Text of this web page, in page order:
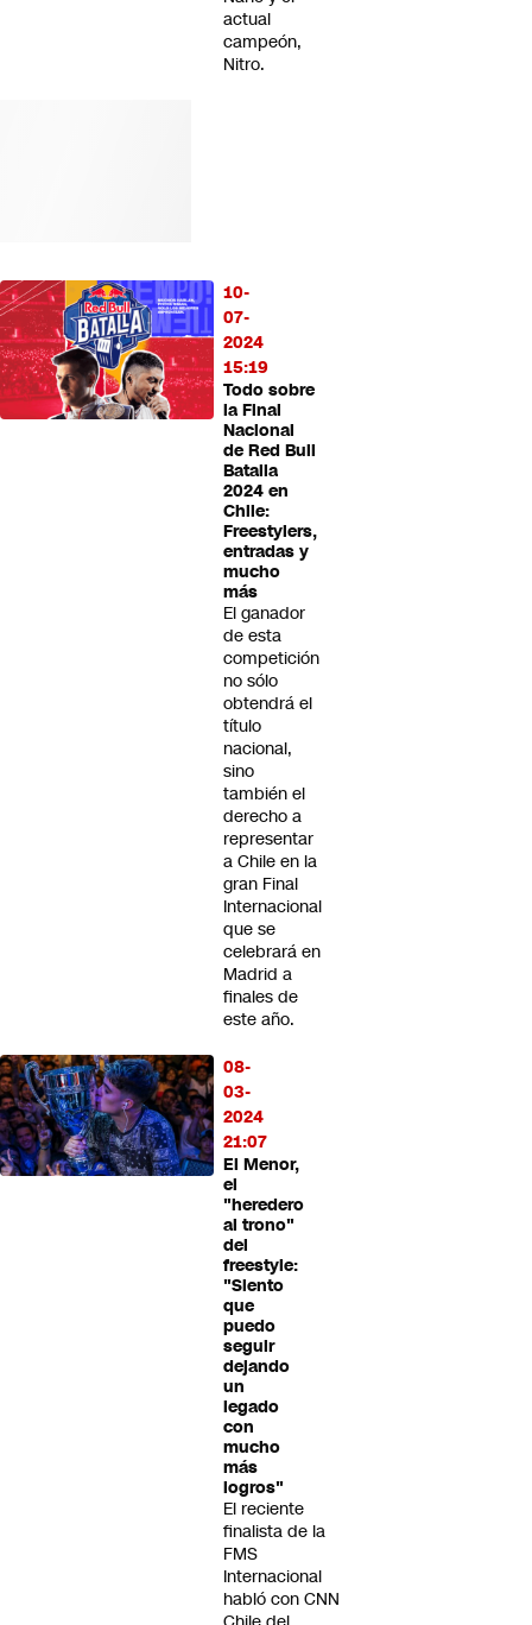
actual
campeón,
Nitro.
10-
07-
2024
15:19
Todo sobre
la Final
Nacional
de Red Bull
Batalla
2024 en
Chile:
Freestylers,
entradas y
mucho
más
El ganador
de esta
competición
no sólo
obtendrá el
título
nacional,
sino
también el
derecho a
representar
a Chile en la
gran Final
Internacional
que se
celebrará en
Madrid a
finales de
este año.
08-
03-
2024
21:07
El Menor,
el
"heredero
al trono"
del
freestyle:
"Siento
que
puedo
seguir
dejando
un
legado
con
mucho
más
logros"
El reciente
finalista de la
FMS
Internacional
habló con CNN